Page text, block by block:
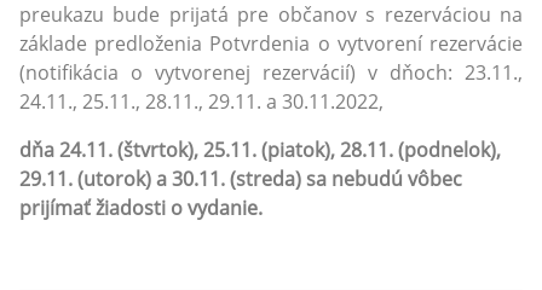
preukazu bude prijatá pre občanov s rezerváciou na
základe predloženia Potvrdenia o vytvorení rezervácie
(notifikácia o vytvorenej rezervácií) v dňoch: 23.11.,
24.11., 25.11., 28.11., 29.11. a 30.11.2022,
dňa 24.11. (štvrtok), 25.11. (piatok), 28.11. (podnelok),
29.11. (utorok) a 30.11. (streda) sa nebudú vôbec
prijímať žiadosti o vydanie.